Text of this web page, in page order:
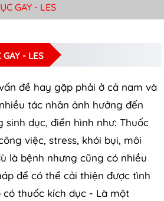
NAM
GAY - LES
- LES
đề hay gặp phải ở cả nam và
tác nhân ảnh hưởng đến
sinh dục, điển hình như: Thuốc
việc, stress, khói bụi, môi
là bệnh nhưng cũng có nhiều
để có thể cải thiện được tình
thuốc kích dục - Là một